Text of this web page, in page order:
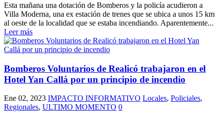
Esta mañana una dotación de Bomberos y la policía acudieron a
Villa Moderna, una ex estación de trenes que se ubica a unos 15 km
al oeste de la localidad que se estaba incendiando. Aparentemente...
Leer más
Bomberos Voluntarios de Realicó trabajaron en el
Hotel Yan Callá por un principio de incendio
Ene 02, 2023 IMPACTO INFORMATIVO Locales, Policiales,
Regionales, ULTIMO MOMENTO 0